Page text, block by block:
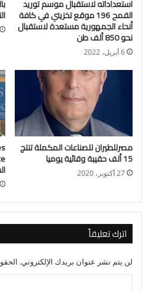
استعداداته لاستقبال موسم توريد
القمح 196 موقع تخزيني في كافة
أنحاء الجمهورية مستعدة لاستقبال
نحو 850 ألف طن
6 أبريل، 2022
مصرللطيران للصناعات المكملة تنتج
15 ألف حقيبة وقائية يوميا
27 أكتوبر، 2020
اترك تعليقاً
لن يتم نشر عنوان بريدك الإلكتروني.